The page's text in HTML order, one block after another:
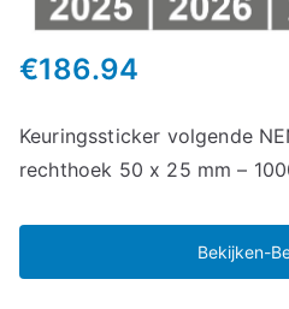
€186.94
Keuringssticker volgende
rechthoek 50 x 25 mm –
Bekijken-